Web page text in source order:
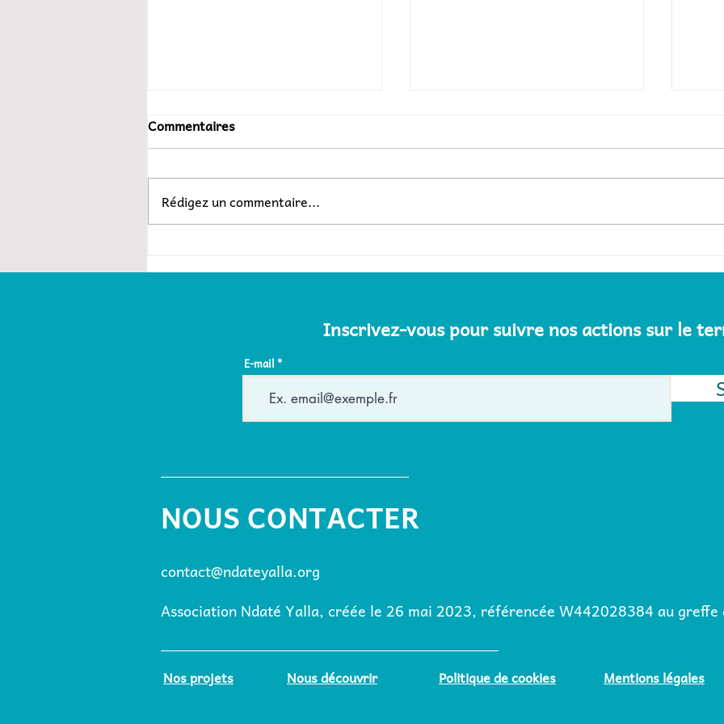
Pennedji Peulh
Commentaires
Rédigez un commentaire...
Inscrivez-vous pour suivre nos actions sur le
E-mail
NOUS CONTACTER
contact@ndateyalla.org
Association Ndaté Yalla, créée le 26 mai 2023, référencée W442028384 au greffe
Nos projets Nous découvrir Politique de cookies Mentions légales